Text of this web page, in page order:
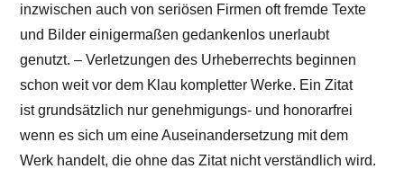
inzwischen auch von seriösen Firmen oft fremde Texte
und Bilder einigermaßen gedankenlos unerlaubt
genutzt. – Verletzungen des Urheberrechts beginnen
schon weit vor dem Klau kompletter Werke. Ein Zitat
ist grundsätzlich nur genehmigungs- und honorarfrei
wenn es sich um eine Auseinandersetzung mit dem
Werk handelt, die ohne das Zitat nicht verständlich wird.